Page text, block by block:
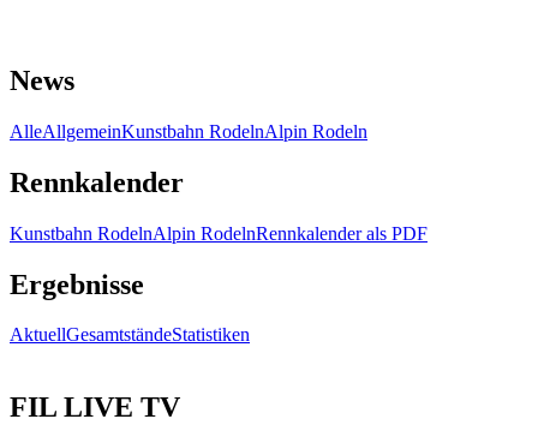
News
AlleAllgemeinKunstbahn RodelnAlpin Rodeln
Rennkalender
Kunstbahn RodelnAlpin RodelnRennkalender als PDF
Ergebnisse
AktuellGesamtständeStatistiken
FIL LIVE TV